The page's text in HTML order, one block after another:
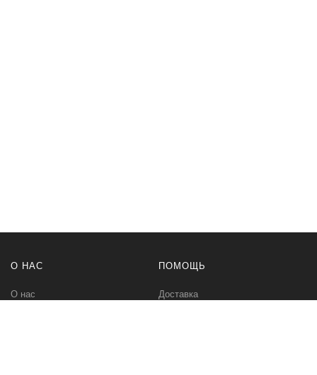
О НАС
О нас
ПОМОЩЬ
Доставка